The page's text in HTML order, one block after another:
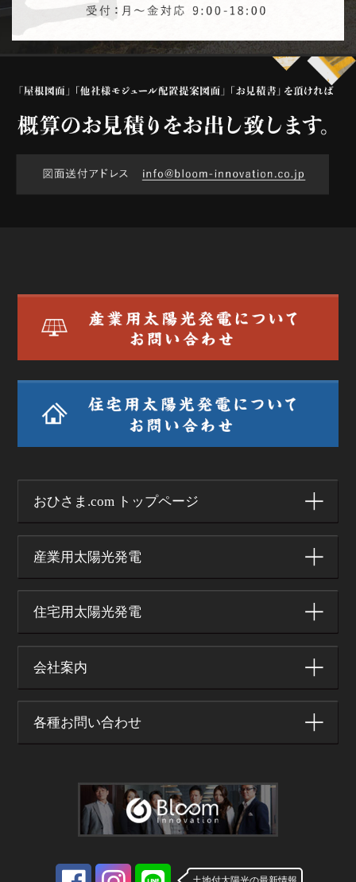
おひさま.com トップページ
産業用太陽光発電
住宅用太陽光発電
会社案内
各種お問い合わせ